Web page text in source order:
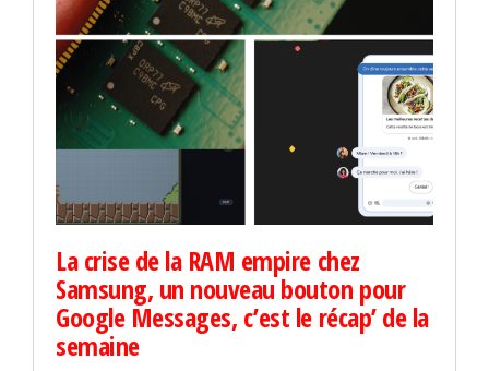
La crise de la RAM empire chez
Samsung, un nouveau bouton pour
Google Messages, c’est le récap’ de la
semaine